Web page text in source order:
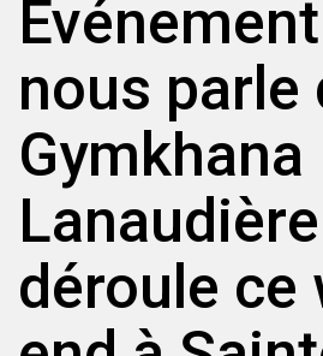
nous parle
Gymkhana
déroule ce